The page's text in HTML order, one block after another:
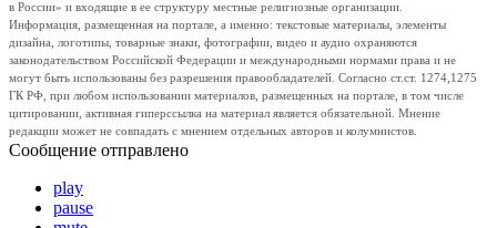
в России» и входящие в ее структуру местные религиозные организации.
Информация, размещенная на портале, а именно: текстовые материалы, элементы
дизайна, логотипы, товарные знаки, фотографии, видео и аудио охраняются
законодательством Российской Федерации и международными нормами права и не
могут быть использованы без разрешения правообладателей. Согласно ст.ст. 1274,1275
ГК РФ, при любом использовании материалов, размещенных на портале, в том числе
цитировании, активная гиперссылка на материал является обязательной. Мнение
редакции может не совпадать с мнением отдельных авторов и колумнистов.
Сообщение отправлено
play
pause